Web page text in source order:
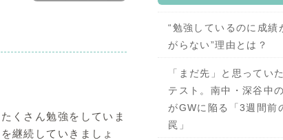
くさん勉強をしていま
継続していきましょ
“勉強しているのに成績
がらない”理由とは？
「まだ先」と思ってい
テスト。南中・深谷中
がGWに陥る「3週間前
罠」